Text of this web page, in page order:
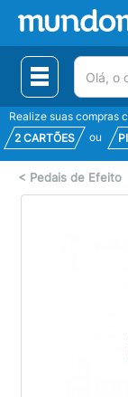
Realize suas compras
2 CARTÕES
ou
< Pedais de Efeito